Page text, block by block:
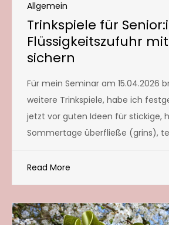
Allgemein
Trinkspiele für
Flüssigkeitszufuhr
sichern
Für mein Seminar am 15.04.2026
weitere Trinkspiele, habe ich
jetzt vor guten Ideen für stickige,
Sommertage überfließe (grins),
Read More